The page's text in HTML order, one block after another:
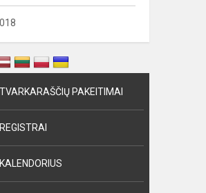
TVARKARAŠČIŲ PAKEITIMAI
REGISTRAI
KALENDORIUS